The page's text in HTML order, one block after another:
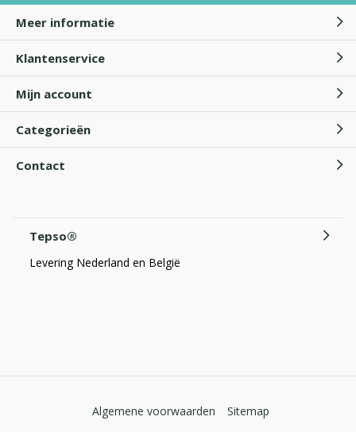
Meer informatie
Klantenservice
Mijn account
Categorieën
Contact
Tepso®
Levering Nederland en België
Algemene voorwaarden Sitemap